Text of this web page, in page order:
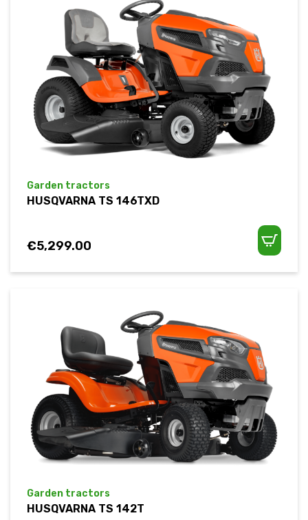
Garden tractors
HUSQVARNA TS 146TXD
€5,299.00
Garden tractors
HUSQVARNA TS 142T